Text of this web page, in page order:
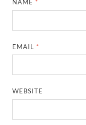
NAME *
EMAIL *
WEBSITE